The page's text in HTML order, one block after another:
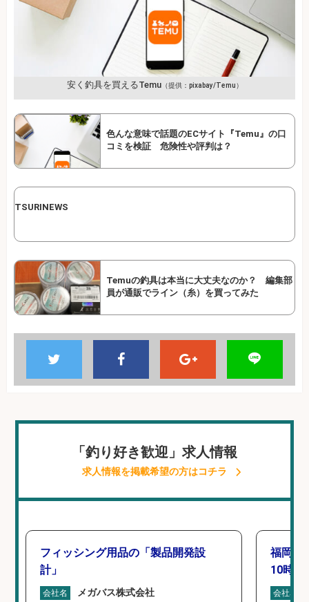
安く釣具を買えるTemu （提供：pixabay/Temu）
色んな意味で話題のECサイト『Temu』の口
コミを検証 危険性や評判は？
TSURINEWS
Temuの釣具は本当に大丈夫なのか？ 編集部
員が通販でライン（糸）を買ってみた
「釣り好き歓迎」求人情報
求人情報を掲載希望の方はコチラ
フィッシング用品の「製品開発設
計」
会社名 メガバス株式会社
福岡「
10時間
会社名